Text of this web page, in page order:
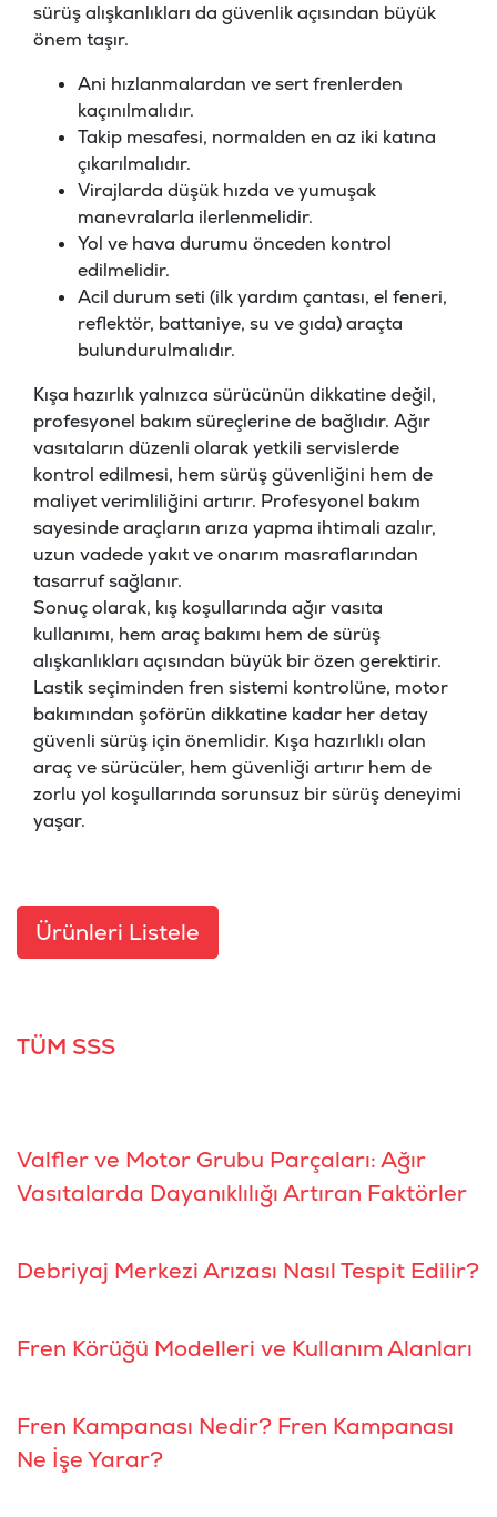
sürüş alışkanlıkları da güvenlik açısından büyük
önem taşır.
Ani hızlanmalardan ve sert frenlerden
kaçınılmalıdır.
Takip mesafesi, normalden en az iki katına
çıkarılmalıdır.
Virajlarda düşük hızda ve yumuşak
manevralarla ilerlenmelidir.
Yol ve hava durumu önceden kontrol
edilmelidir.
Acil durum seti (ilk yardım çantası, el feneri,
reflektör, battaniye, su ve gıda) araçta
bulundurulmalıdır.
Kışa hazırlık yalnızca sürücünün dikkatine değil,
profesyonel bakım süreçlerine de bağlıdır. Ağır
vasıtaların düzenli olarak yetkili servislerde
kontrol edilmesi, hem sürüş güvenliğini hem de
maliyet verimliliğini artırır. Profesyonel bakım
sayesinde araçların arıza yapma ihtimali azalır,
uzun vadede yakıt ve onarım masraflarından
tasarruf sağlanır.
Sonuç olarak, kış koşullarında ağır vasıta
kullanımı, hem araç bakımı hem de sürüş
alışkanlıkları açısından büyük bir özen gerektirir.
Lastik seçiminden fren sistemi kontrolüne, motor
bakımından şoförün dikkatine kadar her detay
güvenli sürüş için önemlidir. Kışa hazırlıklı olan
araç ve sürücüler, hem güvenliği artırır hem de
zorlu yol koşullarında sorunsuz bir sürüş deneyimi
yaşar.
Ürünleri Listele
TÜM SSS
Valfler ve Motor Grubu Parçaları: Ağır
Vasıtalarda Dayanıklılığı Artıran Faktörler
Debriyaj Merkezi Arızası Nasıl Tespit Edilir?
Fren Körüğü Modelleri ve Kullanım Alanları
Fren Kampanası Nedir? Fren Kampanası
Ne İşe Yarar?